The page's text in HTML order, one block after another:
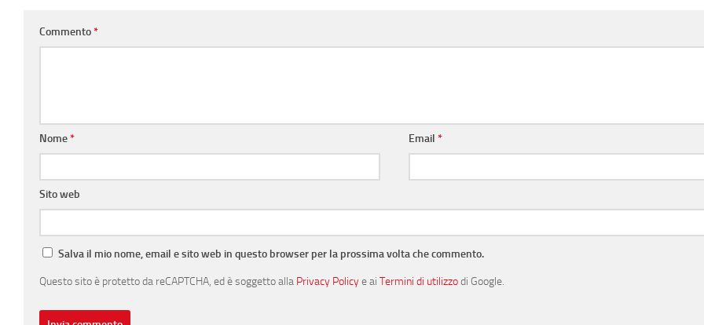
Commento*
Nome* Email*
Sito web
Salva il mio nome, email e sito web in questo browser per la prossima volta che commento.
Questo sito è protetto da reCAPTCHA, ed è soggetto alla Privacy Policye ai Termini di utilizzodi Google.